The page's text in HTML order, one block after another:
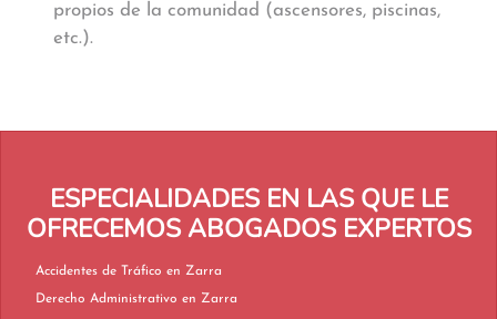
propios de la comunidad (ascensores, piscinas,
etc.).
ESPECIALIDADES EN LAS QUE LE
OFRECEMOS ABOGADOS EXPERTOS
Accidentes de Tráfico en Zarra
Derecho Administrativo en Zarra